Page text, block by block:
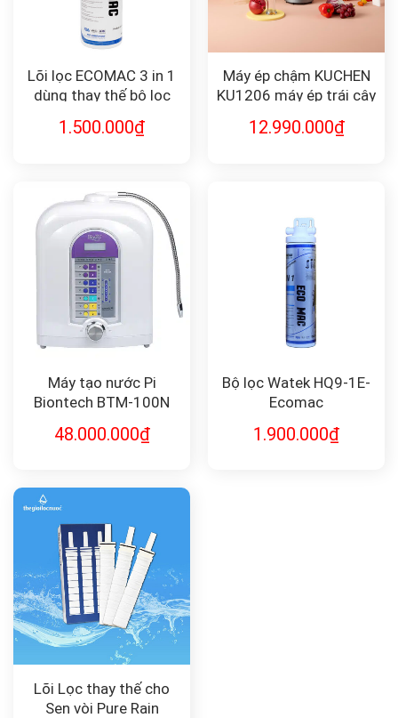
Lõi lọc ECOMAC 3 in 1
dùng thay thế bộ lọc
1.500.000₫
Máy ép chậm KUCHEN
KU1206 máy ép trái cây
12.990.000₫
Máy tạo nước Pi
Biontech BTM-100N
48.000.000₫
Bộ lọc Watek HQ9-1E-
Ecomac
1.900.000₫
Lõi Lọc thay thế cho
Sen vòi Pure Rain